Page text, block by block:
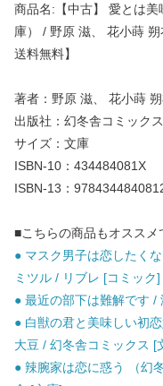
商品名:【中古】 愛とは
庫） / 野原 滋、 花小蒔
送料無料】
著者：野原 滋、 花小蒔
出版社：幻冬舎コミックス
サイズ：文庫
ISBN-10：434484081X
ISBN-13：
■こちらの商品もオススメ
● マスク男子は恋したく
ミツル / リブレ [コミック]
● 最近の部下は難解です /
● 白獣の君と美味しい初
大豆 / 幻冬舎コミックス [
● 辣腕家は恋に惑う （幻